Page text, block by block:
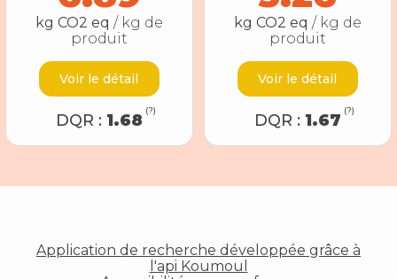
kg CO2 eq / kg de
produit
Voir le détail
DQR : 1.68
(?)
kg CO2 eq / kg de
produit
Voir le détail
DQR : 1.67
(?)
Application de recherche développée grâce à
l'api Koumoul